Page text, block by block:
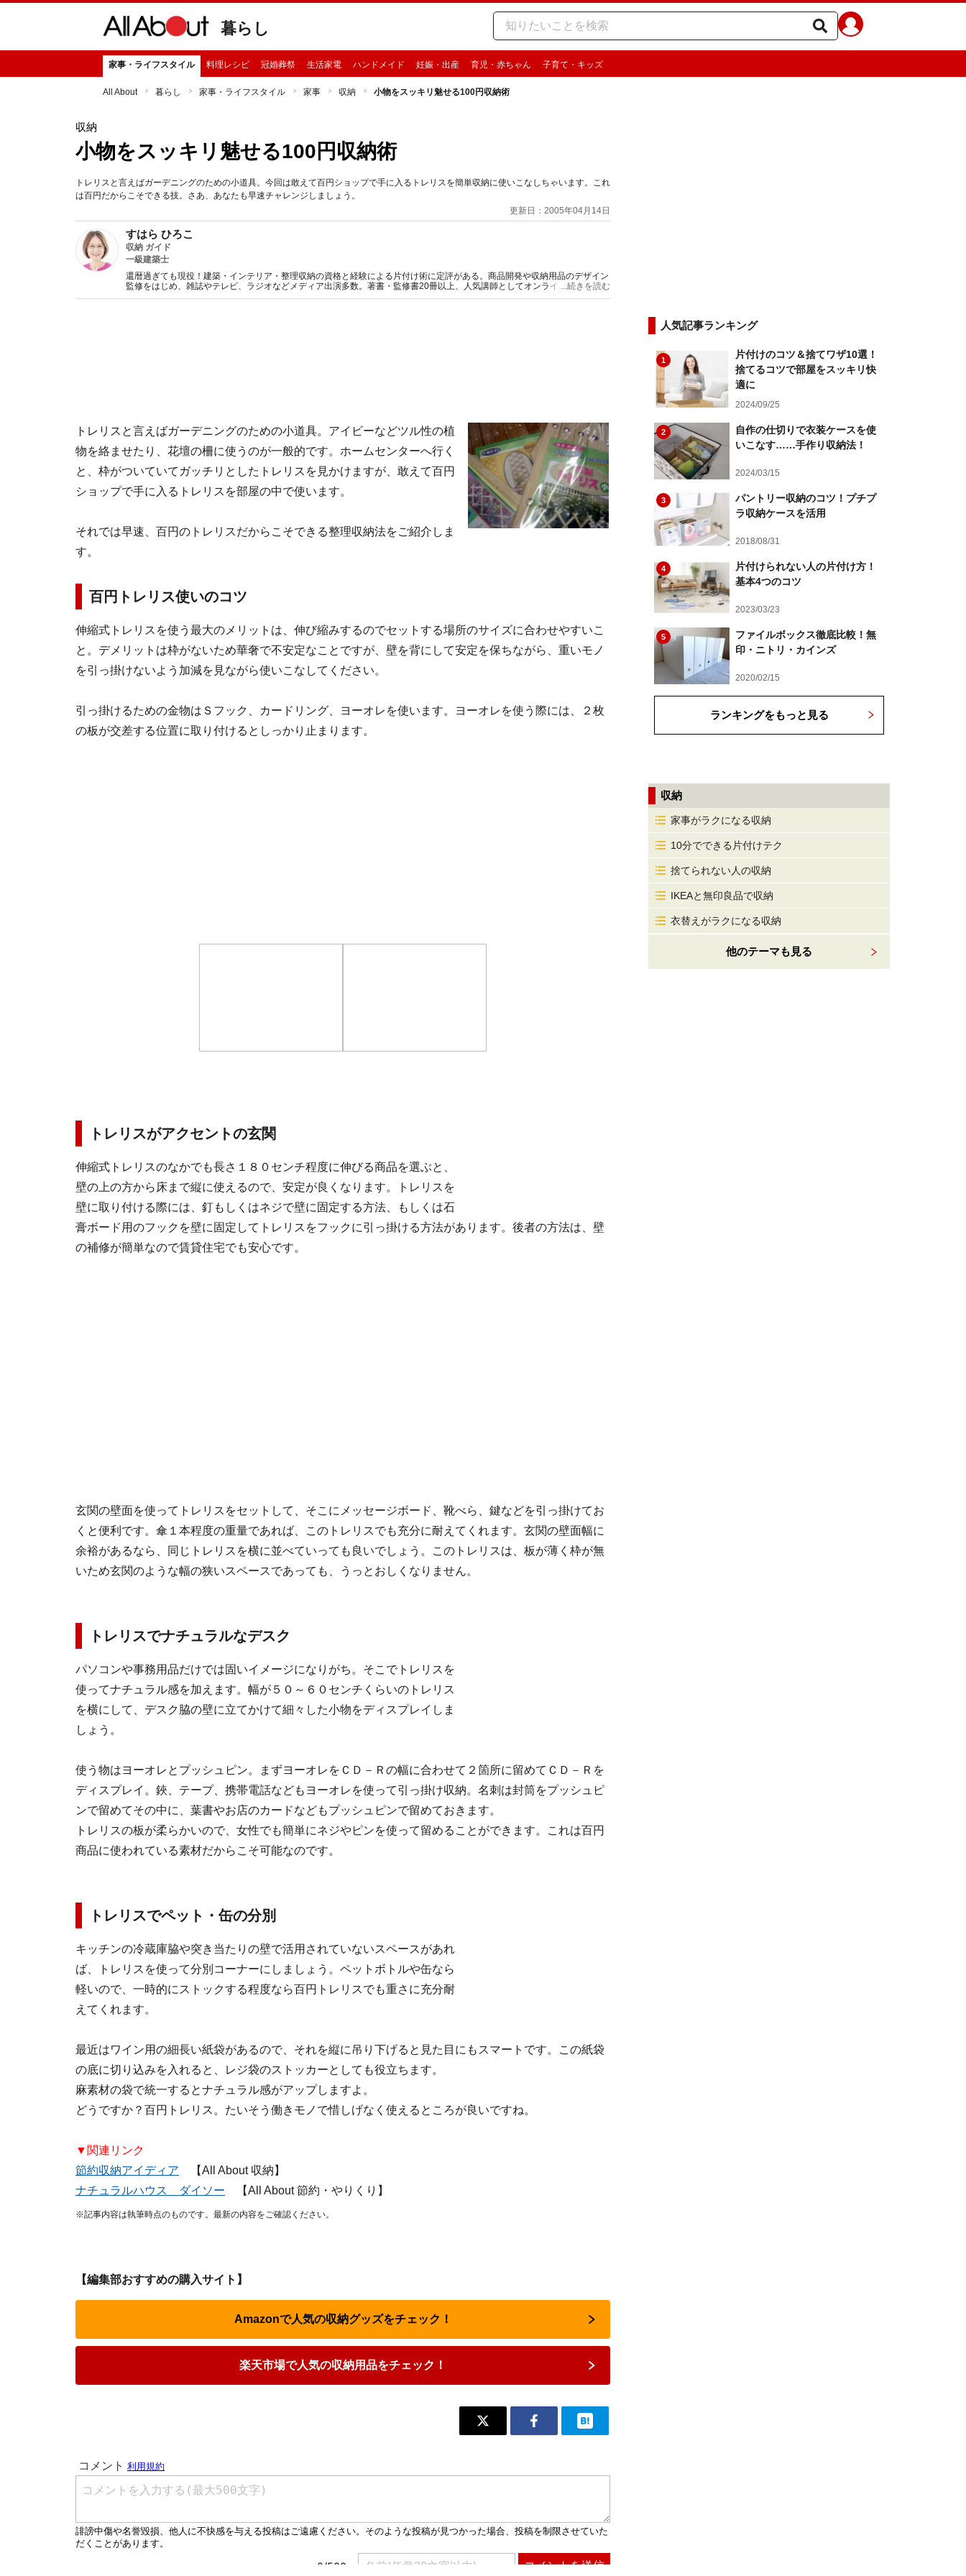
暮らし
家事・ライフスタイル 料理レシピ 冠婚葬祭 生活家電 ハンドメイド 妊娠・出産 育児・赤ちゃん 子育て・キッズ
All About 暮らし 家事・ライフスタイル 家事 収納 小物をスッキリ魅せる100円収納術
収納
小物をスッキリ魅せる100円収納術
トレリスと言えばガーデニングのための小道具。今回は敢えて百円ショップで手に入るトレリスを簡単収納に使いこなしちゃいます。これ
は百円だからこそできる技。さあ、あなたも早速チャレンジしましょう。
更新日：2005年04月14日
すはら ひろこ
収納 ガイド
一級建築士
還暦過ぎても現役！建築・インテリア・整理収納の資格と経験による片付け術に定評がある。商品開発や収納用品のデザイン
監修をはじめ、雑誌やテレビ、ラジオなどメディア出演多数。著書・監修書20冊以上、人気講師としてオンラインセミナーを
開催。プロとして共働き主婦の目線から追求したメソッドが好評。
...続きを読む
トレリスと言えばガーデニングのための小道具。アイビーなどツル性の植
物を絡ませたり、花壇の柵に使うのが一般的です。ホームセンターへ行く
と、枠がついていてガッチリとしたトレリスを見かけますが、敢えて百円
ショップで手に入るトレリスを部屋の中で使います。
それでは早速、百円のトレリスだからこそできる整理収納法をご紹介しま
す。
百円トレリス使いのコツ
伸縮式トレリスを使う最大のメリットは、伸び縮みするのでセットする場所のサイズに合わせやすいこ
と。デメリットは枠がないため華奢で不安定なことですが、壁を背にして安定を保ちながら、重いモノ
を引っ掛けないよう加減を見ながら使いこなしてください。
引っ掛けるための金物はＳフック、カードリング、ヨーオレを使います。ヨーオレを使う際には、２枚
の板が交差する位置に取り付けるとしっかり止まります。
トレリスがアクセントの玄関
伸縮式トレリスのなかでも長さ１８０センチ程度に伸びる商品を選ぶと、
壁の上の方から床まで縦に使えるので、安定が良くなります。トレリスを
壁に取り付ける際には、釘もしくはネジで壁に固定する方法、もしくは石
膏ボード用のフックを壁に固定してトレリスをフックに引っ掛ける方法があります。後者の方法は、壁
の補修が簡単なので賃貸住宅でも安心です。
玄関の壁面を使ってトレリスをセットして、そこにメッセージボード、靴べら、鍵などを引っ掛けてお
くと便利です。傘１本程度の重量であれば、このトレリスでも充分に耐えてくれます。玄関の壁面幅に
余裕があるなら、同じトレリスを横に並べていっても良いでしょう。このトレリスは、板が薄く枠が無
いため玄関のような幅の狭いスペースであっても、うっとおしくなりません。
トレリスでナチュラルなデスク
パソコンや事務用品だけでは固いイメージになりがち。そこでトレリスを
使ってナチュラル感を加えます。幅が５０～６０センチくらいのトレリス
を横にして、デスク脇の壁に立てかけて細々した小物をディスプレイしま
しょう。
使う物はヨーオレとプッシュピン。まずヨーオレをＣＤ－Ｒの幅に合わせて２箇所に留めてＣＤ－Ｒを
ディスプレイ。鋏、テープ、携帯電話などもヨーオレを使って引っ掛け収納。名刺は封筒をプッシュピ
ンで留めてその中に、葉書やお店のカードなどもプッシュピンで留めておきます。
トレリスの板が柔らかいので、女性でも簡単にネジやピンを使って留めることができます。これは百円
商品に使われている素材だからこそ可能なのです。
トレリスでペット・缶の分別
キッチンの冷蔵庫脇や突き当たりの壁で活用されていないスペースがあれ
ば、トレリスを使って分別コーナーにしましょう。ペットボトルや缶なら
軽いので、一時的にストックする程度なら百円トレリスでも重さに充分耐
えてくれます。
最近はワイン用の細長い紙袋があるので、それを縦に吊り下げると見た目にもスマートです。この紙袋
の底に切り込みを入れると、レジ袋のストッカーとしても役立ちます。
麻素材の袋で統一するとナチュラル感がアップしますよ。
どうですか？百円トレリス。たいそう働きモノで惜しげなく使えるところが良いですね。
▼関連リンク
節約収納アイディア 【All About 収納】
ナチュラルハウス ダイソー 【All About 節約・やりくり】
※記事内容は執筆時点のものです。最新の内容をご確認ください。
【編集部おすすめの購入サイト】
Amazonで人気の収納グッズをチェック！
楽天市場で人気の収納用品をチェック！
人気記事ランキング
1
片付けのコツ＆捨てワザ10選！
捨てるコツで部屋をスッキリ快
適に
2024/09/25
2
自作の仕切りで衣装ケースを使
いこなす……手作り収納法！
2024/03/15
3
パントリー収納のコツ！プチプ
ラ収納ケースを活用
2018/08/31
4
片付けられない人の片付け方！
基本4つのコツ
2023/03/23
5
ファイルボックス徹底比較！無
印・ニトリ・カインズ
2020/02/15
ランキングをもっと見る
収納
家事がラクになる収納
10分でできる片付けテク
捨てられない人の収納
IKEAと無印良品で収納
衣替えがラクになる収納
他のテーマも見る